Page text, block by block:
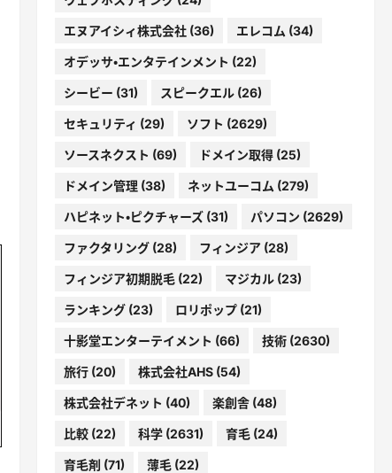
エヌアイシィ株式会社(36) エレコム (34)
オデッサ・エンタテインメント (22)
シービー (31) スピークエル(26)
セキュリティ (29) ソフト (2629)
ソースネクスト (69) ドメイン取得(25)
ドメイン管理(38) ネットユーコム (279)
ハピネット・ピクチャーズ(31) パソコン (2629)
ファクタリング(28) フィンジア(28)
フィンジア初期脱毛(22) マジカル(23)
ランキング(23) ロリポップ(21)
十影堂エンターテイメント (66) 技術(2630)
旅行(20) 株式会社AHS(54)
株式会社デネット (40) 楽創舎(48)
比較(22) 科学(2631) 育毛(24)
育毛剤 (71) 薄毛(22)